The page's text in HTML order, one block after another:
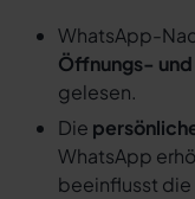
WhatsApp-
Öffnungs-
gelesen.
Die
WhatsApp
beeinflusst